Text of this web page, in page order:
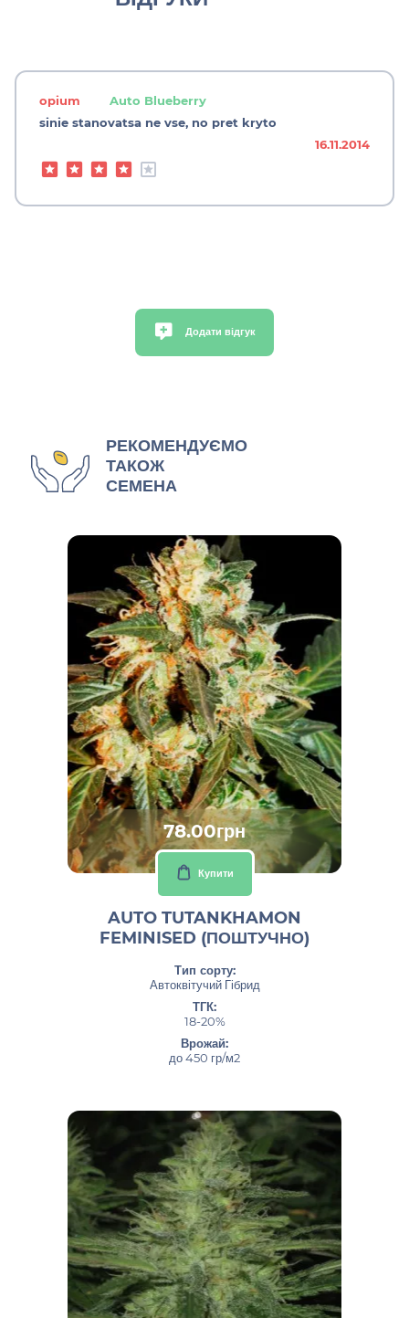
opium
Auto Blueberry
sinie stanovatsa ne vse, no pret kryto
16.11.2014
Додати відгук
РЕКОМЕНДУЄМО
ТАКОЖ
СЕМЕНА
78.00грн
Купити
AUTO TUTANKHAMON
FEMINISED (ПОШТУЧНО)
Тип сорту:
Автоквітучий Гібрид
ТГК:
18-20%
Врожай:
до 450 гр/м2